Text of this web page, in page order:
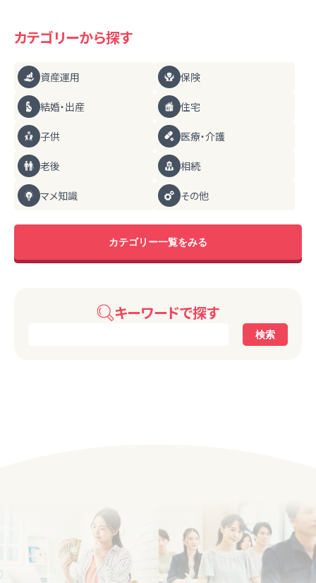
カテゴリーから探す
資産運用 保険
結婚・出産 住宅
子供 医療・介護
老後 相続
マメ知識 その他
カテゴリー一覧をみる
キーワードで探す
検索